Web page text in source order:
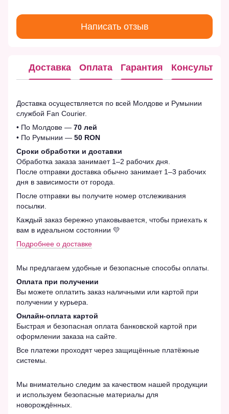
Написать отзыв
Доставка Оплата Гарантия
Доставка осуществляется по всей Молдове и Румынии
службой Fan Courier.
• По Молдове — 70 лей
• По Румынии — 50 RON
Сроки обработки и доставки
Обработка заказа занимает 1–2 рабочих дня.
После отправки доставка обычно занимает 1–3 рабочих
дня в зависимости от города.
После отправки вы получите номер отслеживания
посылки.
Каждый заказ бережно упаковывается, чтобы приехать к
вам в идеальном состоянии 💛
Подробнее о доставке
Мы предлагаем удобные и безопасные способы оплаты.
Оплата при получении
Вы можете оплатить заказ наличными или картой при
получении у курьера.
Онлайн-оплата картой
Быстрая и безопасная оплата банковской картой при
оформлении заказа на сайте.
Все платежи проходят через защищённые платёжные
системы.
Мы внимательно следим за качеством нашей продукции
и используем безопасные материалы для
новорождённых.